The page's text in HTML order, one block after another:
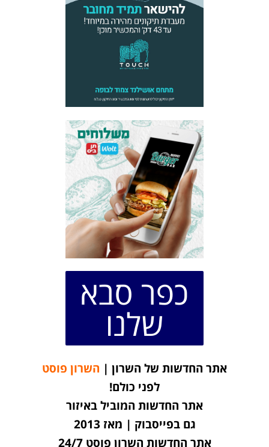
כפר סבא
שלנו
אתר החדשות של השרון | השרון פוסט
לפני כולם!
אתר החדשות המוביל באיזור
גם בפייסבוק | מאז 2013
אתר החדשות השרון פוסט 24/7